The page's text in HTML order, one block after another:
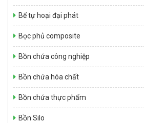
Bể tự hoại đại phát
Bọc phủ composite
Bồn chứa công nghiệp
Bồn chứa hóa chất
Bồn chứa thực phẩm
Bồn Silo